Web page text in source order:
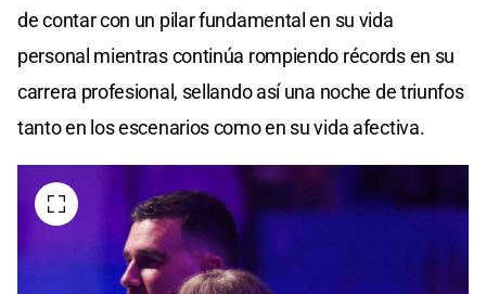
de contar con un pilar fundamental en su vida
personal mientras continúa rompiendo récords en su
carrera profesional, sellando así una noche de triunfos
tanto en los escenarios como en su vida afectiva.